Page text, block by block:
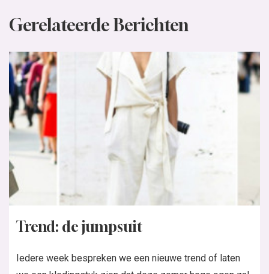
Gerelateerde Berichten
Trend: de jumpsuit
Iedere week bespreken we een nieuwe trend of laten